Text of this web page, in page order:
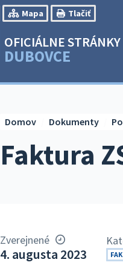
Mapa Tlačiť
OFICIÁLNE STRÁNKY
DUBOVCE
Faktura
Domov Dokumenty
Zverejnené
4. augusta 2023